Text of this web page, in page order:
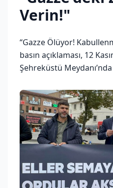
Verin!"
“Gazze Ölüyor!
basın açıklaması, 12
Şehreküstü